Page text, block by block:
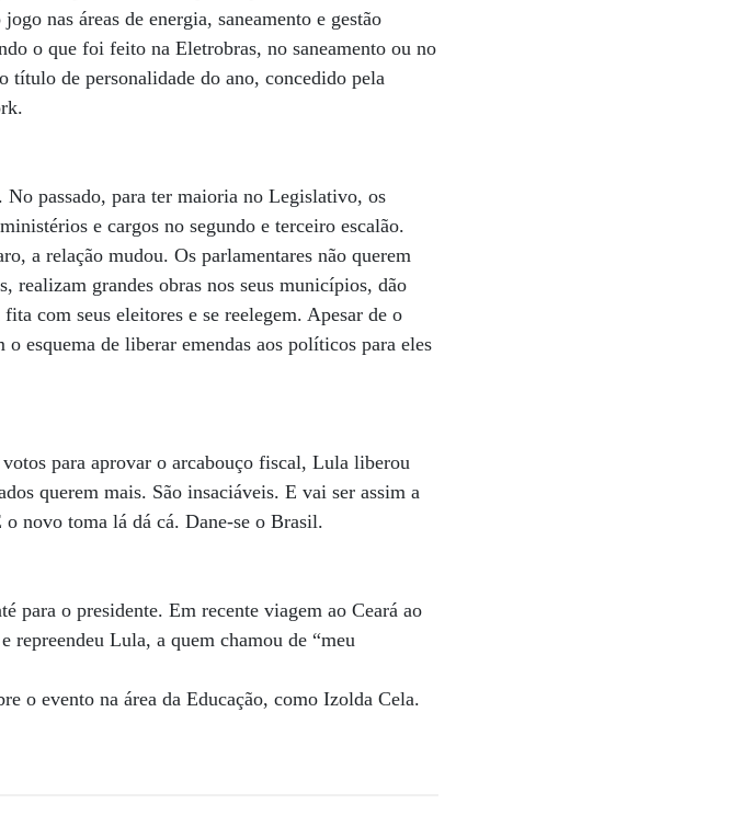
nas áreas de energia, saneamento e gestão
o que foi feito na Eletrobras, no saneamento ou no
título de personalidade do ano, concedido pela
passado, para ter maioria no Legislativo, os
e cargos no segundo e terceiro escalão.
a relação mudou. Os parlamentares não querem
realizam grandes obras nos seus municípios, dão
com seus eleitores e se reelegem. Apesar de o
esquema de liberar emendas aos políticos para eles
para aprovar o arcabouço fiscal, Lula liberou
querem mais. São insaciáveis. E vai ser assim a
novo toma lá dá cá. Dane-se o Brasil.
para o presidente. Em recente viagem ao Ceará ao
Lula, a quem chamou de “meu
o evento na área da Educação, como Izolda Cela.